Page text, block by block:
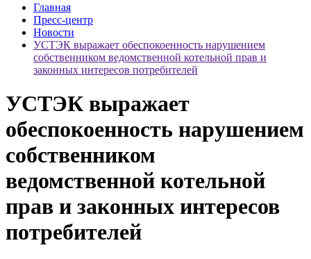
Главная
Пресс-центр
Новости
УСТЭК выражает обеспокоенность нарушением
собственником ведомственной котельной прав и
законных интересов потребителей
УСТЭК выражает
обеспокоенность нарушением
собственником
ведомственной котельной
прав и законных интересов
потребителей